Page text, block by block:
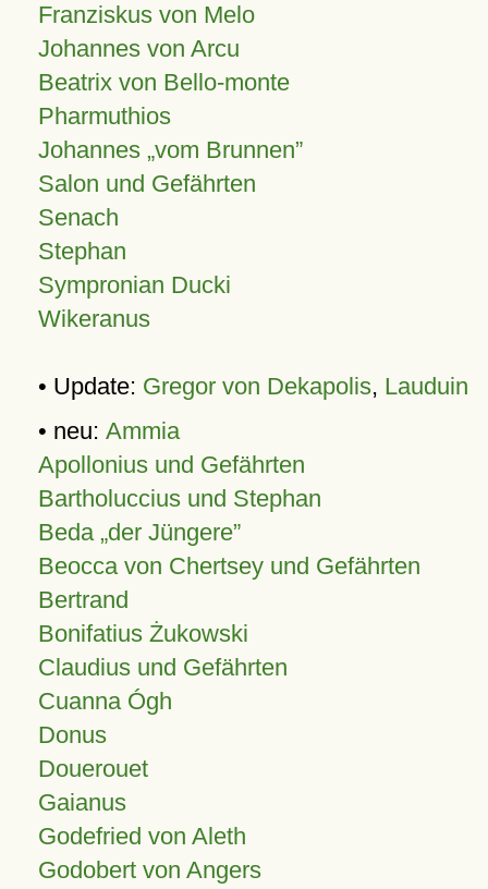
Franziskus von Melo
Johannes von Arcu
Beatrix von Bello-monte
Pharmuthios
Johannes vom Brunnen
Salon und Gefährten
Senach
Stephan
Sympronian Ducki
Wikeranus
• Update: Gregor von Dekapolis, Lauduin
• neu: Ammia
Apollonius und Gefährten
Bartholuccius und Stephan
Beda „der Jüngere”
Beocca von Chertsey und Gefährten
Bertrand
Bonifatius Żukowski
Claudius und Gefährten
Cuanna Ógh
Donus
Douerouet
Gaianus
Godefried von Aleth
Godobert von Angers